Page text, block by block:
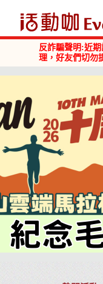
反詐騙聲明:近
理，好友們切勿